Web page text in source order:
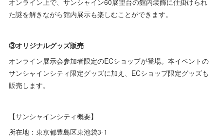
た謎を解きながら館内展示も楽しむことができます。
③オリジナルグッズ販売
オンライン展示会参加者限定のECショップが登場。本イベントの
サンシャインシティ限定グッズに加え、ECショップ限定グッズも
販売します。
【サンシャインシティ概要】
所在地：東京都豊島区東池袋3-1